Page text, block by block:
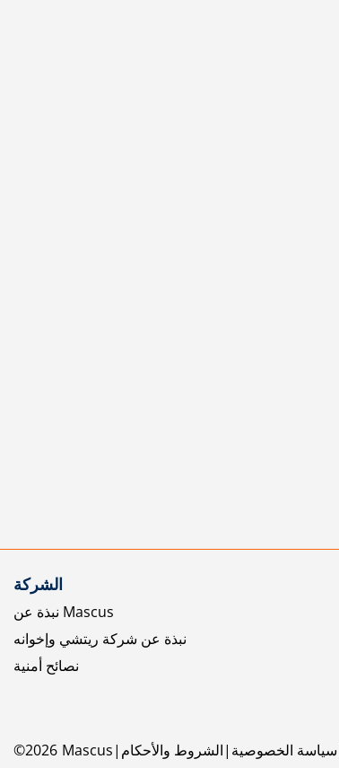
الشركة
نبذة عن Mascus
نبذة عن شركة ريتشي وإخوانه
نصائح أمنية
©2026 Mascus الشروط والأحكام سياسة الخصوصية